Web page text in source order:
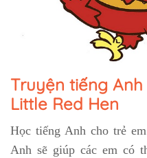
Truyện tiếng
Little Red Hen
Học tiếng Anh cho trẻ
Anh sẽ giúp các em có